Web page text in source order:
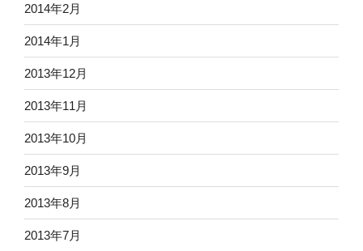
2014年2月
2014年1月
2013年12月
2013年11月
2013年10月
2013年9月
2013年8月
2013年7月